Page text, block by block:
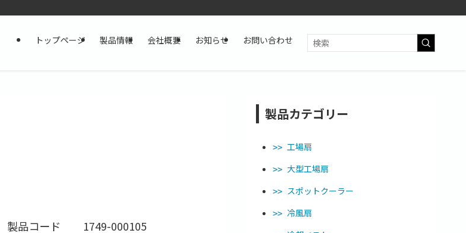
トップページ 製品情報 会社概要 お知らせ お問い合わせ
製品コード
1749-000105
製品カテゴリー
工場扇
大型工場扇
スポットクーラー
冷風扇